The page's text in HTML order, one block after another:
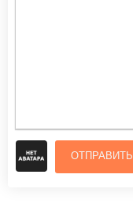
ОТПРАВИТЬ